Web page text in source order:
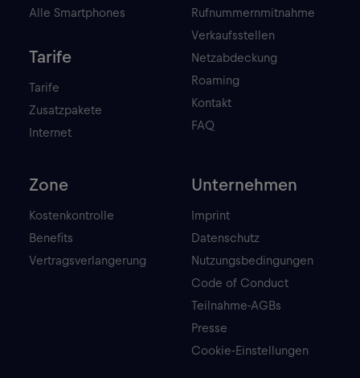
Alle Smartphones
Tarife
Tarife
Zusatzpakete
Internet
Rufnummernmitnahme
Verkaufsstellen
Netzabdeckung
Roaming
Kontakt
FAQ
Zone
Kostenkontrolle
Benefits
Vertragsverlangerung
Unternehmen
Imprint
Datenschutz
Nutzungsbedingungen
Code of Conduct
Teilnahme-AGBs
Presse
Cookie-Einstellungen